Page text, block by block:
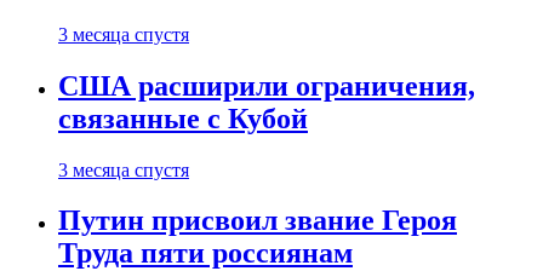
3 месяца спустя
США расширили ограничения,
связанные с Кубой
3 месяца спустя
Путин присвоил звание Героя
Труда пяти россиянам